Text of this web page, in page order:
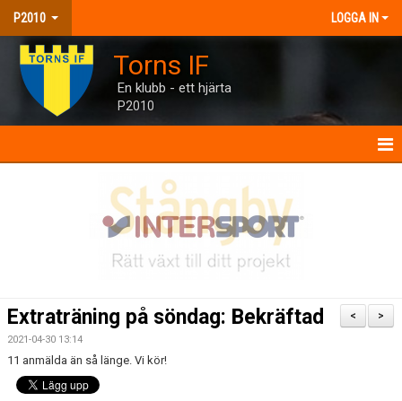
P2010 LOGGA IN
Torns IF
En klubb - ett hjärta
P2010
TRUPPEN
BILDGALLERI
>
<
Extraträning på söndag: Bekräftad
2021-04-30 13:14
11 anmälda än så länge. Vi kör!